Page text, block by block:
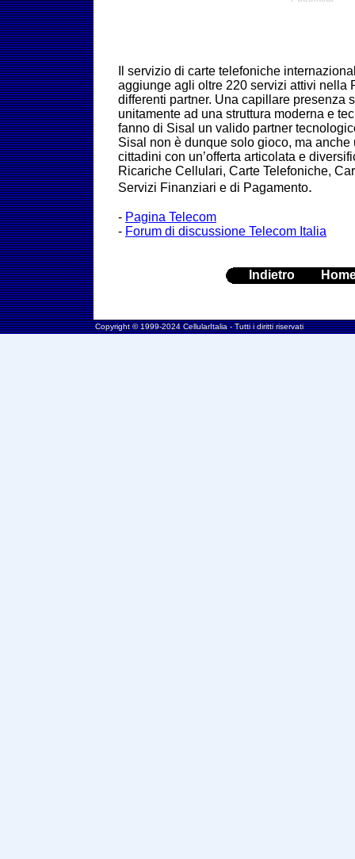
Il servizio di carte telefoniche
aggiunge agli oltre 220 servizi attivi nella
differenti partner. Una capillare presenza
unitamente ad una struttura moderna e
fanno di Sisal un valido partner
Sisal non è dunque solo gioco, ma
cittadini con un’offerta articolata e
Ricariche Cellulari, Carte Telefoniche,
Servizi Finanziari e di Pagamento.
- Pagina Telecom
- Forum di discussione Telecom Italia
Indietro
Copyright © 1999-2024 CellularItalia - Tutti i diritti riservati